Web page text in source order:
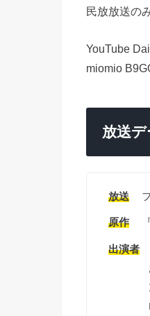
民放放送の
YouTube
miomio
放送デ
放送 フ
原作 『
出演者
広瀬
丸山
山口